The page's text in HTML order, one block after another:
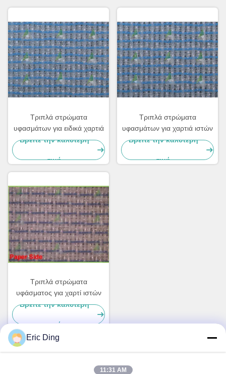
Τριπλά στρώματα
υφασμάτων για ειδικά χαρτιά
Βρείτε την καλύτερη
τιμή
Τριπλά στρώματα
υφασμάτων για χαρτιά ιστών
Βρείτε την καλύτερη
τιμή
Τριπλά στρώματα
υφάσματος για χαρτί ιστών
Βρείτε την καλύτερη
τιμή
Γρήγορη επικοινωνία
Eric Ding
11:31 AM